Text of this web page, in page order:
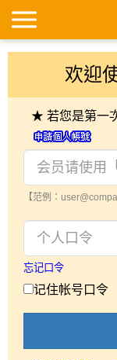
欢迎
★ 若您是第一
【范例：
忘记口令
记住帐号口令